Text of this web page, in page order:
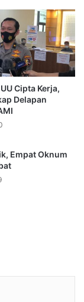
Cipta Kerja,
Delapan
Empat Oknum